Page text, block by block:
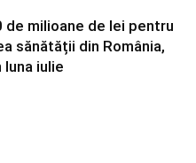
de milioane de lei pentru
sănătății din România,
luna iulie